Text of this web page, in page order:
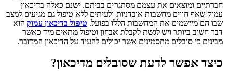
חברתיים ומוצאים את עצמם מסתגרים בביתם. ישנם כאלה בדיכאון
עמוק שאף חווים מחשבות אובדניות ולעיתים ללא טיפול גם מגיעים למצב
שבו הם מיישמים את המחשבות הללו בפועל. טיפול בדיכאון עמוק הוא
דבר חשוב ביותר ויש לגשת לקבלת אבחון וטיפול מתאים מיד כאשר
מבינים כי סובלים מתסמינים אשר יכולים להעיד על הדיכאון המדובר.
כיצד אפשר לדעת שסובלים מדיכאון?